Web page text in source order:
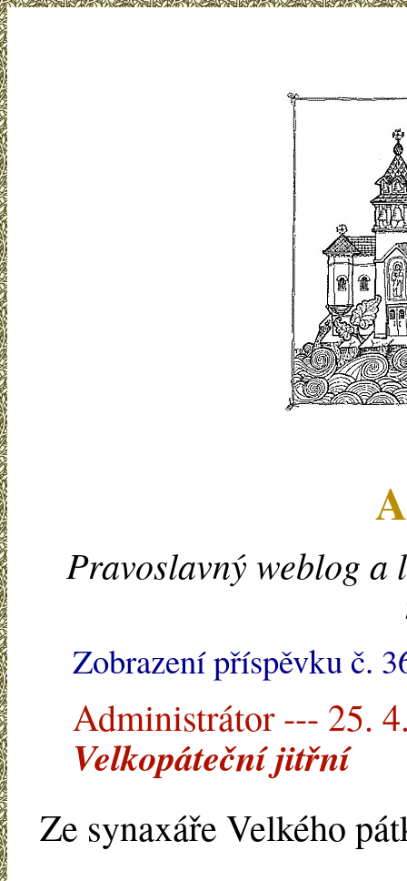
Pravoslavný weblog a
Zobrazení příspěvku č.
Administrátor --- 25.
Velkopáteční jitřní
Ze synaxáře Velkého